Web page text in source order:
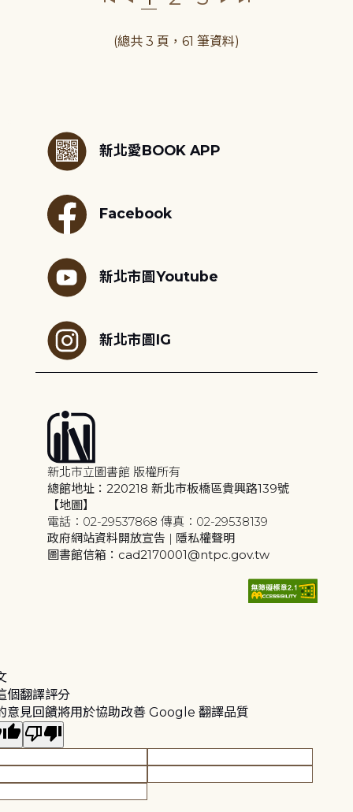
(總共 3 頁，61 筆資料)
新北愛BOOK APP
Facebook
新北市圖Youtube
新北市圖IG
新北市立圖書館 版權所有
總館地址：220218 新北市板橋區貴興路139號
【地圖】
電話：02-29537868 傳真：02-29538139
政府網站資料開放宣告 | 隱私權聲明
圖書館信箱：cad2170001@ntpc.gov.tw
個翻譯評分
意見回饋將用於協助改善 Google 翻譯品質